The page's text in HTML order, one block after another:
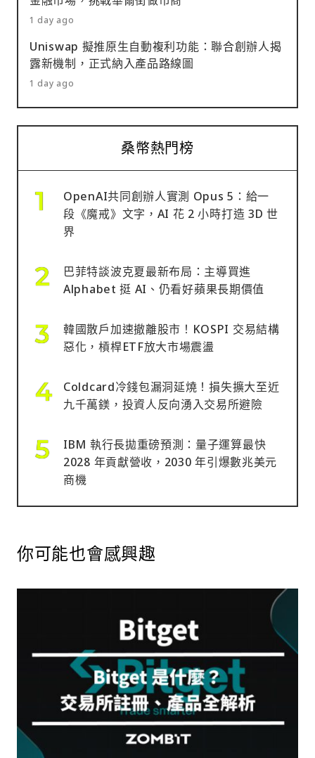
1 day ago
Uniswap 擬推原生自動複利功能：聯合創辦人揭
露新機制，正式納入產品路線圖
1 day ago
桑幣熱門榜
OpenAI共同創辦人實測 Opus 5：給一
段《魔戒》文字，AI 花 2 小時打造 3D 世
界
巴菲特談波克夏最新布局：主導買進
Alphabet 挺 AI、仍看好蘋果長期價值
韓國散戶加速撤離股市！KOSPI 交易結構
惡化，槓桿ETF放大市場震盪
Coldcard冷錢包漏洞延燒！損失擴大至近
九千萬鎂，投資人反向湧入交易所避險
IBM 執行長拋重磅預測：量子運算最快
2028 年貢獻營收，2030 年引爆數兆美元
商機
你可能也會感興趣